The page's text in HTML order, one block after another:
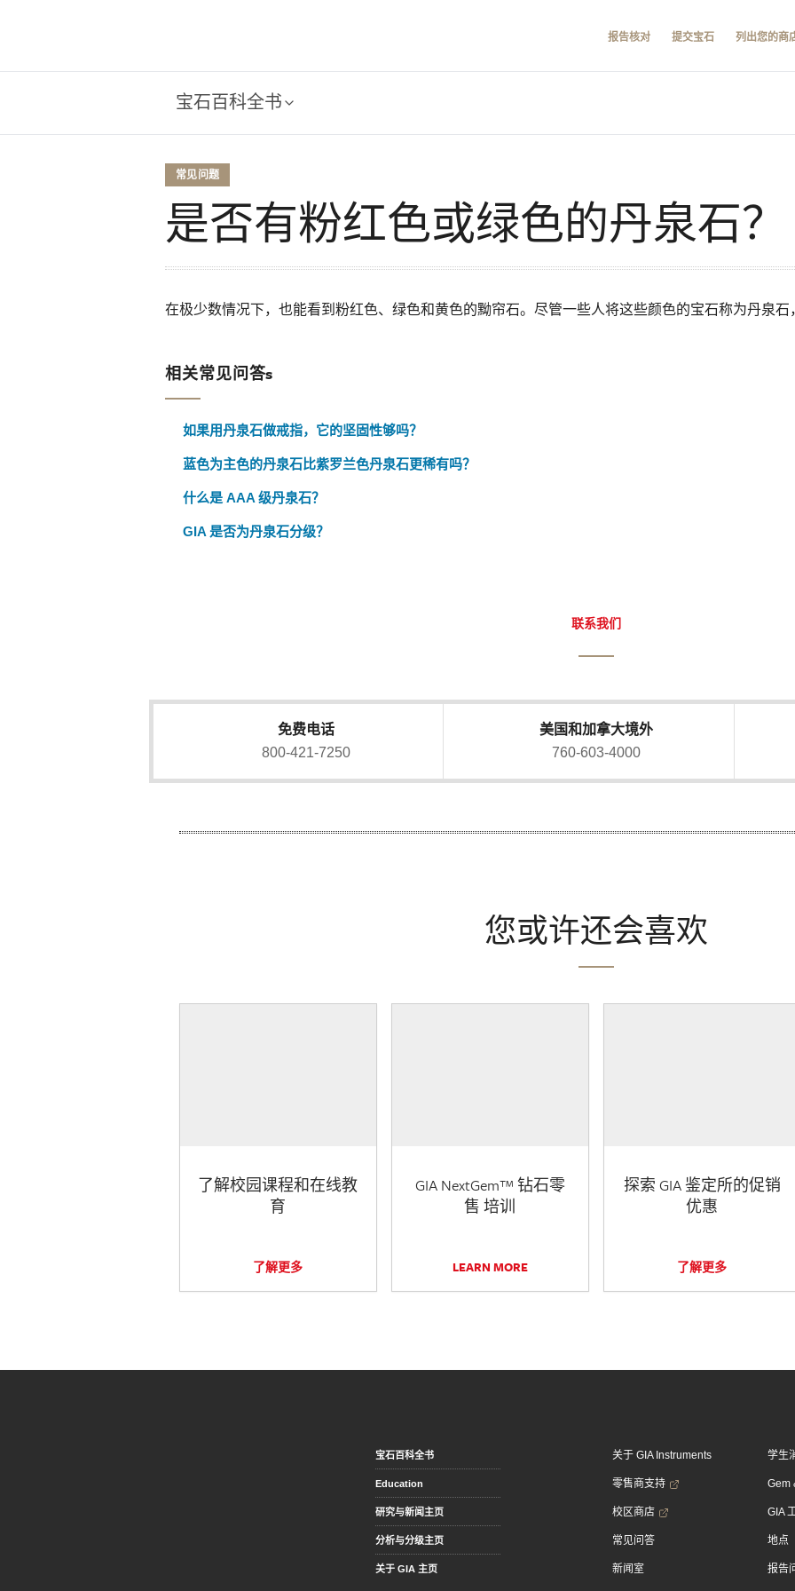
报告核对 提交宝石 列出您的商
宝石百科全书
常见问题
是否有粉红色或绿色的丹泉石？
在极少数情况下，也能看到粉红色、绿色和黄色的黝帘石。尽管一些人将这些颜色的宝石称为丹泉石
相关常见问答s
如果用丹泉石做戒指，它的坚固性够吗？
蓝色为主色的丹泉石比紫罗兰色丹泉石更稀有吗？
什么是 AAA 级丹泉石？
GIA 是否为丹泉石分级？
联系我们
免费电话
800-421-7250
美国和加拿大境外
760-603-4000
您或许还会喜欢
了解校园课程和在线教
育
了解更多
GIA NextGem™ 钻石零
售 培训
LEARN MORE
探索 GIA 鉴定所的促销
优惠
了解更多
宝石百科全书
Education
研究与新闻主页
分析与分级主页
关于 GIA 主页
关于 GIA Instruments
零售商支持
校区商店
常见问答
新闻室
学生
Gem
GIA
地点
报告